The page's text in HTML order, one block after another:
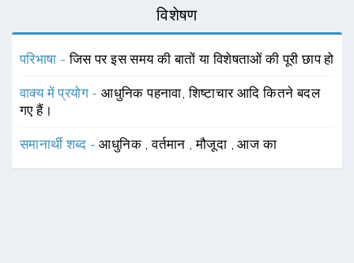
विशेषण
परिभाषा -जिस पर इस समय की बातों या विशेषताओं की पूरी छाप हो
वाक्य में प्रयोग -आधुनिक पहनावा, शिष्टाचार आदि कितने बदल
गए हैं।
समानार्थी शब्द -आधुनिक ,वर्तमान ,मौजूदा ,आज का